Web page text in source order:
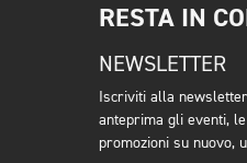
RESTA IN
NEWSLETTER
Iscriviti alla
anteprima gli eventi,
promozioni su nuovo,